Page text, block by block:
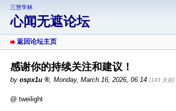
三慧学林
心闻无遮论坛
返回论坛主页
感谢你的持续关注和建议！
by ospx1u , Monday, March 16, 2026, 06:14 (143 天前)
@ tweilight